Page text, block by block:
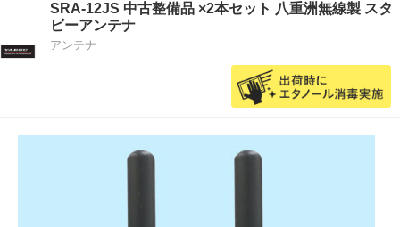
SRA-12JS 中古整備品 ×2本セット 八重洲無線製 スタ
ビーアンテナ
アンテナ